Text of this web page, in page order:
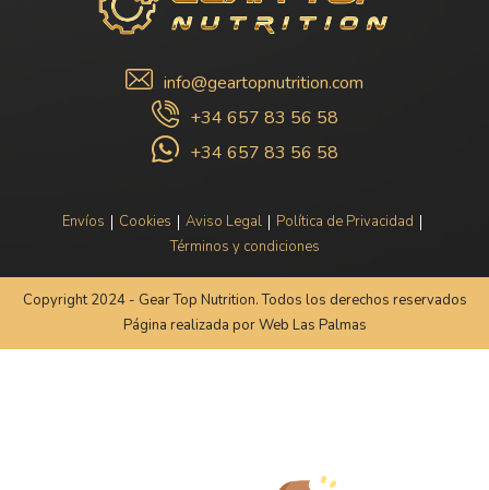
info@geartopnutrition.com
+34 657 83 56 58
+34 657 83 56 58
Envíos | Cookies | Aviso Legal| Política de Privacidad |
Términos y condiciones
Copyright 2024 - Gear Top Nutrition. Todos los derechos reservados
Página realizada porWeb Las Palmas